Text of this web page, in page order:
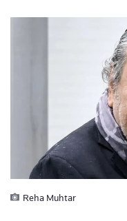
Reha Muhtar